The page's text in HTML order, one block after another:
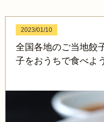
2023/01/10
全国各地のご当地餃
子をおうちで食べよ